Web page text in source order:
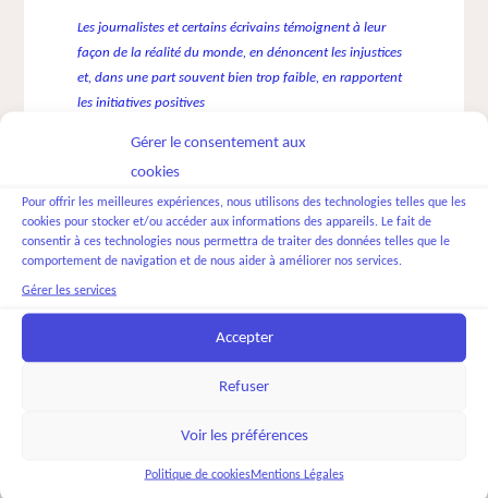
Gérer le consentement aux
cookies
Pour offrir les meilleures expériences, nous utilisons des technologies telles que les
cookies pour stocker et/ou accéder aux informations des appareils. Le fait de
consentir à ces technologies nous permettra de traiter des données telles que le
comportement de navigation et de nous aider à améliorer nos services.
Gérer les services
Accepter
Refuser
Voir les préférences
Politique de cookiesMentions Légales
Les journalistes et certains écrivains témoignent à leur
façon de la réalité du monde, en dénoncent les injustices
et, dans une part souvent bien trop faible, en rapportent
les initiatives positives
Et il y a les écrivains, connus ou non, qui nous font
partager leurs sensations leurs inspirations, leurs
nôtres, les révèlent, les précisent, les exaltent.
Les lettres, maintenant les mails, que nous adressons à
nous-même. Bien sûr, de la calligraphie aux sms la forme
voyelles et les consonnes, avec leurs rôles respectifs, que
intérieurement, et aussi prononcer pour mieux les
toujours le goût, l’odeur et le son de l’encre et de la craie !